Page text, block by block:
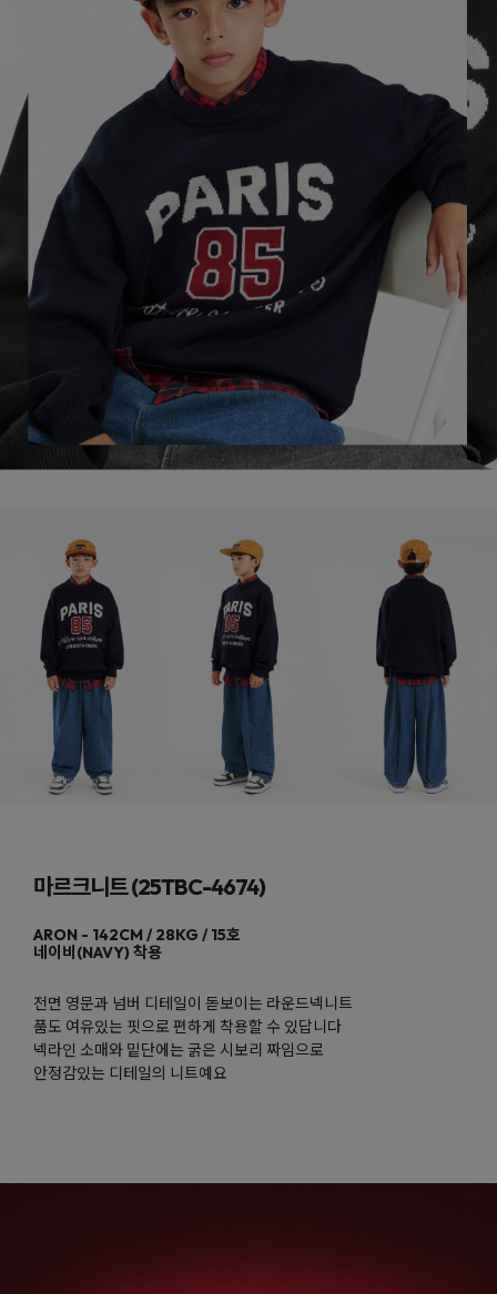
마르크니트 (25TBC-4674)
네이비(NAVY)
전면 영문과 넘버 디테일이 돋보이는 라운드넥니트
품도 여유있는 핏으로 편하게 착용할 수 있답니다
넥라인 소매와 밑단에는 굵은 시보리 짜임으로
안정감있는 디테일의 니트예요